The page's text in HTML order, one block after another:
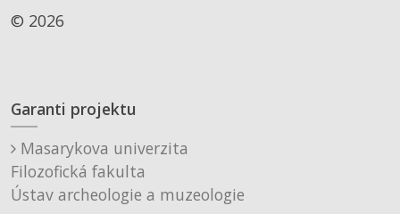
© 2026
Garanti projektu
Masarykova univerzita
Filozofická fakulta
Ústav archeologie a muzeologie